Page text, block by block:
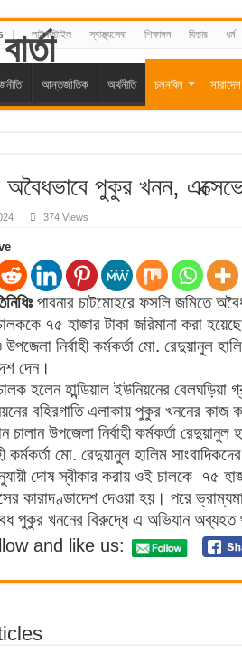
লাইফস্টাইল স্বাস্থ্যসেবা শিক্ষাঙ্গন ফিচার ধর্ম
আন্তর্জাতিক অর্থনীতি চলনবিল সারাদেশ
অবৈধভাবে পুকুর খনন,
374 Views
পাবনার চাটমোহরে ফসলি জমিতে
৭৫ হাজার টাকা জরিমানা করা
উপজেলা নির্বাহী কর্মকর্তা মো. রেদুয়ানুল
দেন।
হলেন হান্ডিয়াল ইউনিয়নের
বহিরগাতি এলাকায় পুকুর খননের
চালান উপজেলা নির্বাহী কর্মকর্তা রেদুয়ানুল
কর্মকর্তা মো. রেদুয়ানুল হালিম
দোষ স্বীকার করায় ওই চালকে ৭৫
কারাদণ্ডাদেশ দেওয়া হয়। পরে
পুকুর খননের বিরুদ্ধে এ অভিযান অব্যহত
and like us: